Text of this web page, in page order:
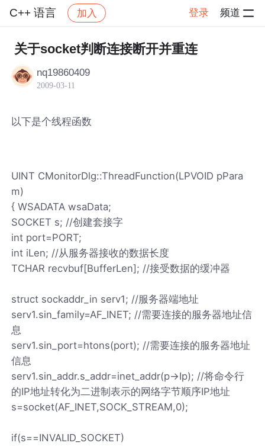
C++ 语言 加入 登录 频道
社区 C++ 语言 帖子详情
关于socket判断连接断开并重连
nq19860409
2009-03-11
以下是个线程函数
UINT CMonitorDlg::ThreadFunction(LPVOID pPara
m)
{ WSADATA wsaData;
SOCKET s; //创建套接字
int port=PORT;
int iLen; //从服务器接收的数据长度
TCHAR recvbuf[BufferLen]; //接受数据的缓冲器
struct sockaddr_in serv1; //服务器端地址
serv1.sin_family=AF_INET; //需要连接的服务器地址信
息
serv1.sin_port=htons(port); //需要连接的服务器地址
信息
serv1.sin_addr.s_addr=inet_addr(p->Ip); //将命令行
的IP地址转化为二进制表示的网络字节顺序IP地址
s=socket(AF_INET,SOCK_STREAM,0);
if(s==INVALID_SOCKET)